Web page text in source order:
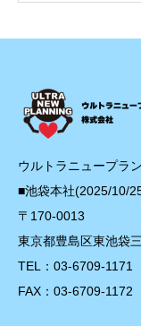
ウルトラニュープラ
■池袋本社(2025/10/
〒170-0013
東京都豊島区東池袋
TEL：03-6709-1171
FAX：03-6709-1172